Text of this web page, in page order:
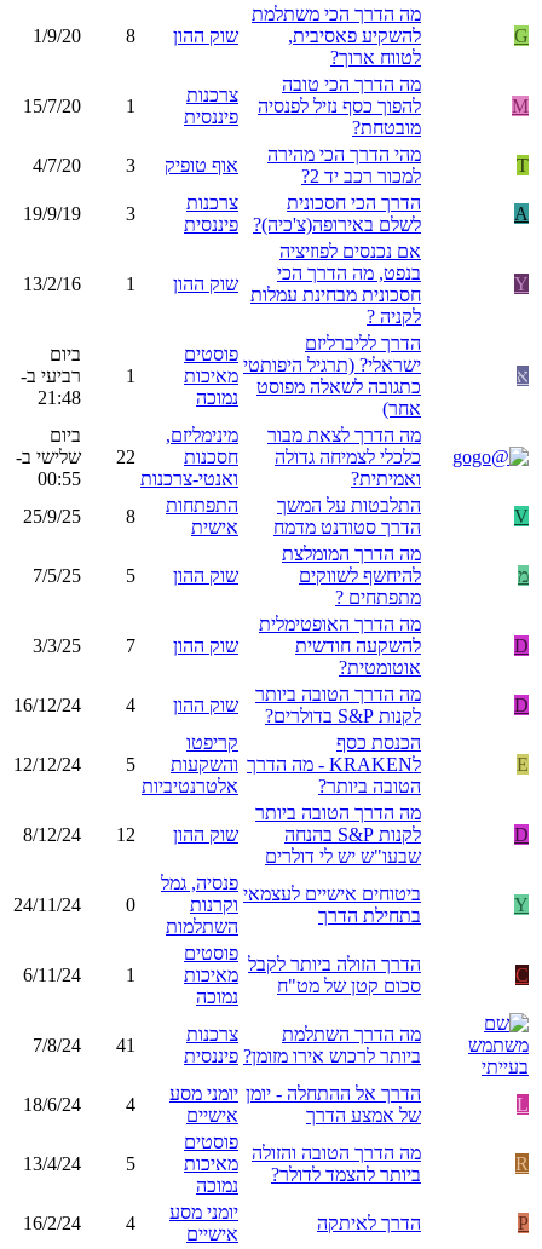
G
מה הדרך הכי משתלמת
להשקיע פאסיבית,
לטווח ארוך?
שוק ההון 8
1/9/20
M
מה הדרך הכי טובה
להפוך כסף נזיל לפנסיה
מובטחת?
צרכנות
פיננסית
1
15/7/20
T
מהי הדרך הכי מהירה
למכור רכב יד 2?
אוף טופיק 3
4/7/20
A
הדרך הכי חסכונית
לשלם באירופה(צ'כיה)?
צרכנות
פיננסית
3
19/9/19
Y
אם נכנסים לפוזיציה
בנפט, מה הדרך הכי
חסכונית מבחינת עמלות
לקניה ?
שוק ההון 1
13/2/16
א
הדרך לליברליזם
ישראלי? (תרגיל היפותטי
כתגובה לשאלה מפוסט
אחר)
פוסטים
מאיכות
נמוכה
1
ביום
רביעי ב-
21:48
מה הדרך לצאת מבור
כלכלי לצמיחה גדולה
ואמיתית?
מינימליזם,
חסכנות
ואנטי-צרכנות
22
ביום
שלישי ב-
00:55
V
התלבטות על המשך
הדרך סטודנט מדמח
התפתחות
אישית
8
25/9/25
מ
מה הדרך המומלצת
להיחשף לשווקים
מתפתחים ?
שוק ההון 5
7/5/25
D
מה הדרך האופטימלית
להשקעה חודשית
אוטומטית?
שוק ההון 7
3/3/25
D
מה הדרך הטובה ביותר
לקנות S&P בדולרים?
שוק ההון 4
16/12/24
E
הכנסת כסף
לKRAKEN - מה הדרך
הטובה ביותר?
קריפטו
והשקעות
אלטרנטיביות
5
12/12/24
D
מה הדרך הטובה ביותר
לקנות S&P בהנחה
שבעו"ש יש לי דולרים
שוק ההון 12
8/12/24
Y
ביטוחים אישיים לעצמאי
בתחילת הדרך
פנסיה, גמל
וקרנות
השתלמות
0
24/11/24
C
הדרך הזולה ביותר לקבל
סכום קטן של מט"ח
פוסטים
מאיכות
נמוכה
1
6/11/24
מה הדרך השתלמת
ביותר לרכוש אירו מזומן?
צרכנות
פיננסית
41
7/8/24
L
הדרך אל ההתחלה - יומן
של אמצע הדרך
יומני מסע
אישיים
4
18/6/24
R
מה הדרך הטובה והזולה
ביותר להצמד לדולר?
פוסטים
מאיכות
נמוכה
5
13/4/24
P הדרך לאיתקה
יומני מסע
אישיים
4
16/2/24